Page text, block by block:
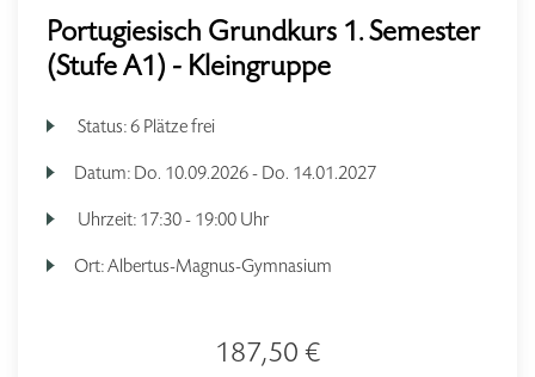
Portugiesisch Grundkurs 1. Semester
(Stufe A1) - Kleingruppe
Status:6 Plätze frei
Datum: Do. 10.09.2026 - Do. 14.01.2027
Uhrzeit: 17:30 - 19:00 Uhr
Ort:Albertus-Magnus-Gymnasium
187,50 €